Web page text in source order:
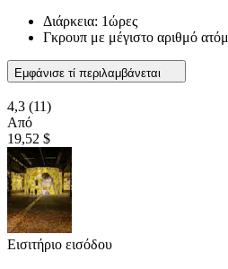
Διάρκεια: 1ώρες
Γκρουπ με μέγιστο αριθμό
Εμφάνισε τί περιλαμβάνεται
4,3 (11)
Από
19,52 $
Εισιτήριο εισόδου